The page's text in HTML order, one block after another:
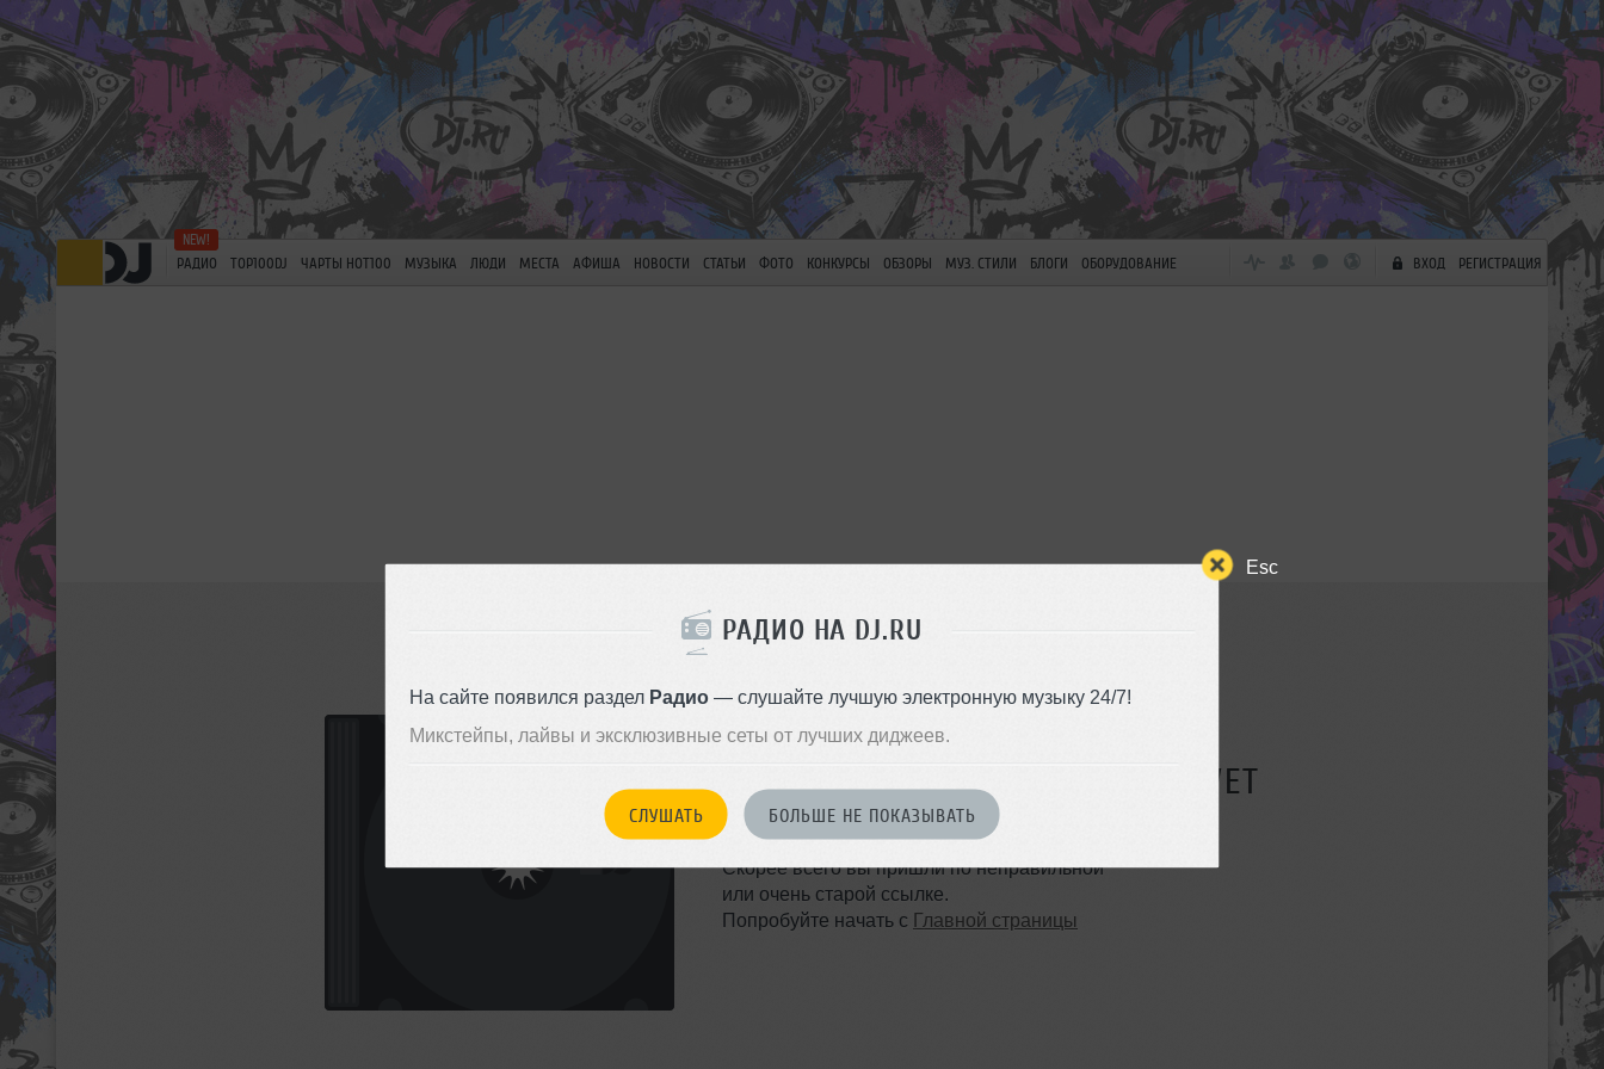
Esc
РАДИО НА DJ.RU
На сайте появился раздел Радио— слушайте лучшую электронную музыку 24/7!
Микстейпы, лайвы и эксклюзивные сеты от лучших диджеев.
СЛУШАТЬ БОЛЬШЕ НЕ ПОКАЗЫВАТЬ
РАДИО TOP100DJ ЧАРТЫ HOT100 МУЗЫКА ЛЮДИ МЕСТА АФИША НОВОСТИ СТАТЬИ ФОТО КОНКУРСЫ ОБЗОРЫ МУЗ. СТИЛИ БЛОГИ ОБОРУДОВАНИЕ ВХОД РЕГИСТРАЦИЯ
ТАКОЙ СТРАНИЦЫ НЕ СУЩЕСТВУЕТ
Ошибка 404
Скорее всего вы пришли по неправильной
или очень старой ссылке.
Попробуйте начать с Главной страницы